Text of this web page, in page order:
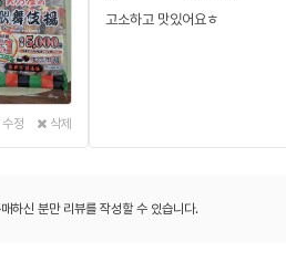
수정 삭제
고소하고 맛있어요ㅎ
하신 분만 리뷰를 작성할 수 있습니다.